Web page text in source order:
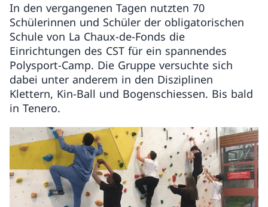
In den vergangenen Tagen nutzten 70
Schülerinnen und Schüler der obligatorischen
Schule von La Chaux-de-Fonds die
Einrichtungen des CST für ein spannendes
Polysport-Camp. Die Gruppe versuchte sich
dabei unter anderem in den Disziplinen
Klettern, Kin-Ball und Bogenschiessen. Bis bald
in Tenero.